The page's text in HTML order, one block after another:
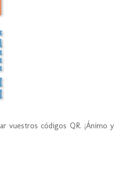
vuestros códigos QR. ¡Ánimo y